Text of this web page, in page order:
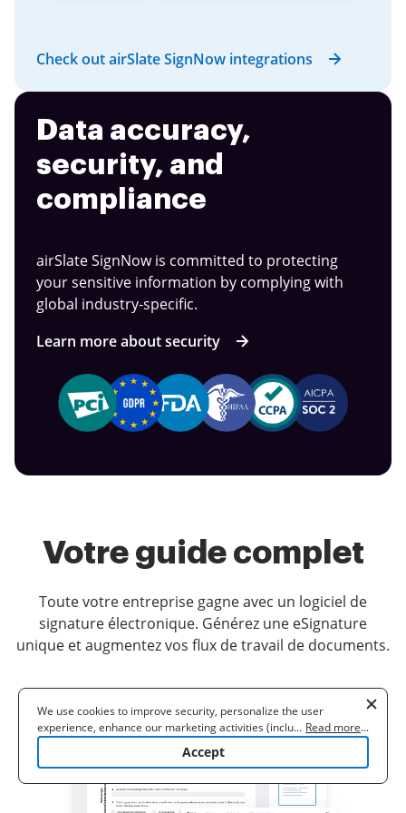
Check out airSlate SignNow integrations
Data accuracy,
security, and
compliance
airSlate SignNow is committed to protecting
your sensitive information by complying with
global industry-specific.
Learn more about security
Votre guide complet
Toute votre entreprise gagne avec un logiciel de
signature électronique. Générez une eSignature
unique et augmentez vos flux de travail de documents.
We use cookies to improve security, personalize the user
experience, enhance our marketing activities (including
cooperating with our 3rd party partners) and for other business
to learn more. By clicking "Accept"
... Read more...
Accept